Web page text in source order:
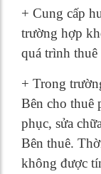
+ Cung cấp
trường hợp
quá trình thuê
+ Trong
Bên cho thuê
phục, sửa
Bên thuê.
không được